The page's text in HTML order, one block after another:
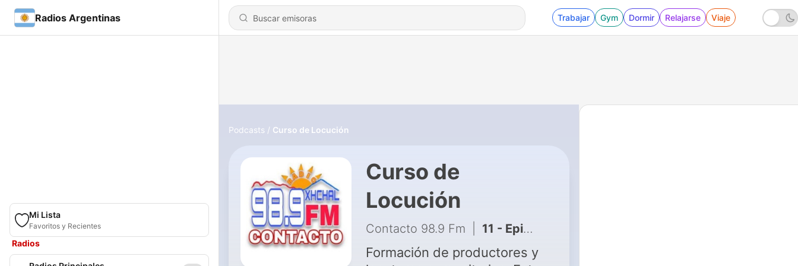
Radios Argentinas Trabajar Gym Dormir Relajarse Viaje
Mi Lista
Favoritos y Recientes
Radios
Podcasts Curso de Locución
Curso de
Locución
Contacto 98.9 Fm 11 - Episodio 10
Formación de productores y